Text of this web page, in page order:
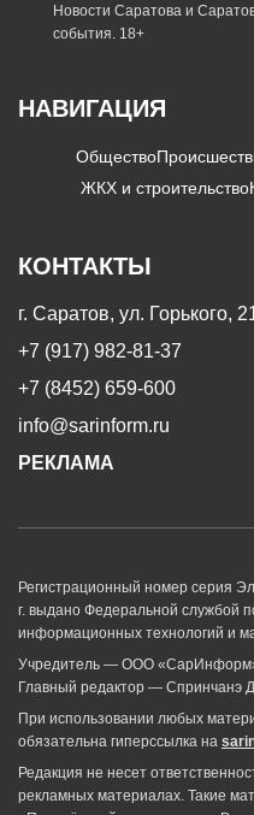
Новости Саратова и
события. 18+
НАВИГАЦИЯ
Общество
ЖКХ и строительство
КОНТАКТЫ
г. Саратов, ул. Горького,
+7 (917) 982-81-37
+7 (8452) 659-600
info@sarinform.ru
РЕКЛАМА
Регистрационный номер серия
г. выдано Федеральной службой
информационных технологий и
Учредитель — ООО
Главный редактор — Спринчанэ
При использовании любых
обязательна гиперссылка на
Редакция не несет
рекламных материалах. Такие